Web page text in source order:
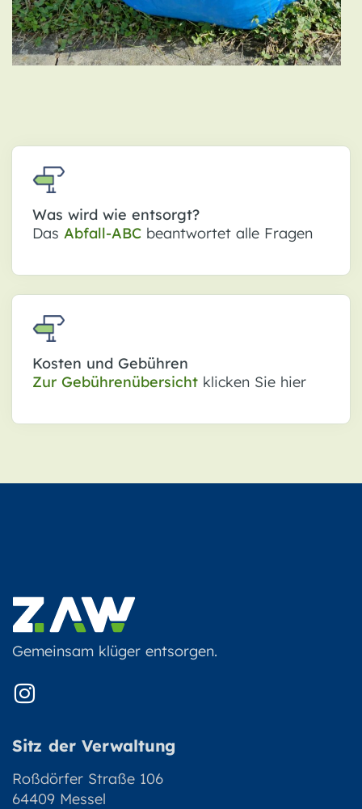
Was wird wie entsorgt?
Das Abfall-ABC beantwortet alle Fragen
Kosten und Gebühren
Zur Gebührenübersicht klicken Sie hier
Gemeinsam klüger entsorgen.
Sitz der Verwaltung
Roßdörfer Straße 106
64409 Messel